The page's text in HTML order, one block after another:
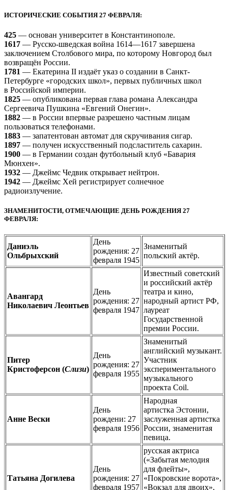
ИСТОРИЧЕСКИЕ СОБЫТИЯ 27 ФЕВРАЛЯ:
425 — основан университет в Константинополе.
1617 — Русско-шведская война 1614—1617 завершена
заключением Столбового мира, по которому Новгород был
возвращён России.
1781 — Екатерина II издаёт указ о создании в Санкт-
Петербурге «городских школ», первых публичных школ
в Российской империи.
1825 — опубликована первая глава романа Александра
Сергеевича Пушкина «Евгений Онегин».
1882 — в России впервые разрешено частным лицам
пользоваться телефонами.
1883 — запатентован автомат для скручивания сигар.
1897 — получен искусственный подсластитель сахарин.
1900 — в Германии создан футбольный клуб «Бавария
Мюнхен».
1932 — Джеймс Чедвик открывает нейтрон.
1942 — Джеймс Хей регистрирует солнечное
радиоизлучение.
ЗНАМЕНИТОСТИ, ОТМЕЧАЮЩИЕ ДЕНЬ РОЖДЕНИЯ 27
ФЕВРАЛЯ:
Даниэль
Ольбрыхский
День
рождения: 27
февраля 1945
Знаменитый
польский актёр.
Авангард
Николаевич Леонтьев
День
рождения: 27
февраля 1947
Известный советский
и российский актёр
театра и кино,
народный артист РФ,
лауреат
Государственной
премии России.
Питер
Кристоферсон (Слизи)
День
рождения: 27
февраля 1955
Знаменитый
английский музыкант.
Участник
экспериментального
музыкального
проекта Coil.
Анне Вески
День
рождени: 27
февраля 1956
Народная
артистка Эстонии,
заслуженная артистка
России, знаменитая
певица.
Татьяна Догилева
День
рождения: 27
февраля 1957
русская актриса
(«Забытая мелодия
для флейты»,
«Покровские ворота»,
«Вокзал для двоих»,